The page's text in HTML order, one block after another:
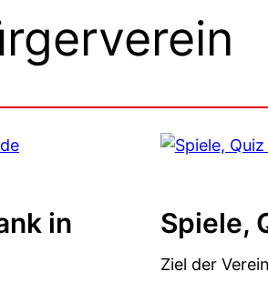
in
Spiele,
Ziel der